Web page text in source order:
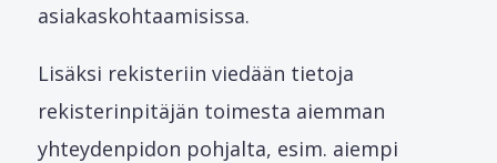
asiakaskohtaamisissa.
Lisäksi rekisteriin viedään tietoja
rekisterinpitäjän toimesta aiemman
yhteydenpidon pohjalta, esim. aiempi